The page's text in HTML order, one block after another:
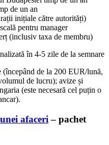
de un an
inițiale către autorități)
pentru manager
(inclusiv taxa de membru)
în 4-5 zile de la semnare
(începând de la 200 EUR/lună,
de lucru); avize și
(este necesară cel puțin o
afaceri – pachet